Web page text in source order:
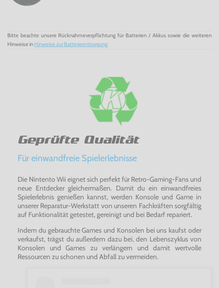
River CityRansom
Super Contra
Super Mario Bros. 3
The Legend of Zelda
Ozumo
of Link
FamicomMini: Konsole
Bitte beachte unsere Rücknahmeverpflichtung für Batterien / Akkus sowie die weiteren
Hinweise in Hinweise zur Batterieentsorgung
Geprüfte Qualität
Für einwandfreie Spielerlebnisse
Die Nintento Wii eignet sich perfekt für Retro-Gaming-Fans und
neue Entdecker gleichermaßen. Damit du ein einwandfreies
Spielerlebnis genießen kannst, werden Konsole und Game in
unserer Reparatur-Werkstatt von unseren Fachkräften sorgfältig
auf Funktionalität getestet, gereinigt und bei Bedarf repariert.
Indem du gebrauchte Games und Konsolen bei uns kaufst oder
verkaufst, trägst du außerdem dazu bei, den Lebenszyklus von
Konsolen und Games zu verlängern und damit wertvolle
Ressourcen zu schonen und Abfall zu vermeiden.